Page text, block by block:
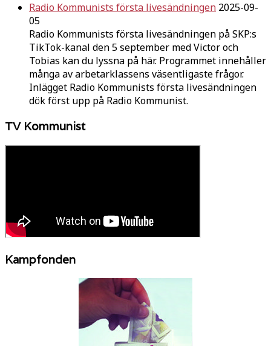
Radio Kommunists första livesändningen 2025-09-
05
Radio Kommunists första livesändningen på SKP:s
TikTok-kanal den 5 september med Victor och
Tobias kan du lyssna på här. Programmet innehåller
många av arbetarklassens väsentligaste frågor.
Inlägget Radio Kommunists första livesändningen
dök först upp på Radio Kommunist.
TV Kommunist
Kampfonden